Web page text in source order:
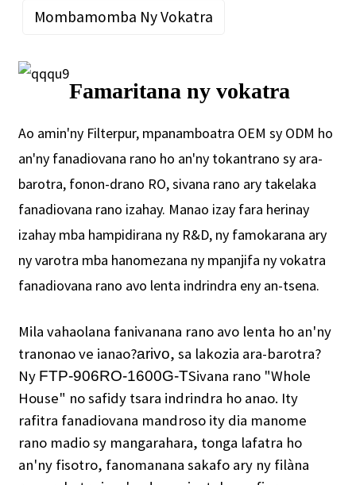
Mombamomba Ny Vokatra
Famaritana ny vokatra
Ao amin'ny Filterpur, mpanamboatra OEM sy ODM ho
an'ny fanadiovana rano ho an'ny tokantrano sy ara-
barotra, fonon-drano RO, sivana rano ary takelaka
fanadiovana rano izahay. Manao izay fara herinay
izahay mba hampidirana ny R&D, ny famokarana ary
ny varotra mba hanomezana ny mpanjifa ny vokatra
fanadiovana rano avo lenta indrindra eny an-tsena.
Mila vahaolana fanivanana rano avo lenta ho an'ny
tranonao ve ianao?arivo, sa lakozia ara-barotra?
Ny FTP-906RO-1600G-TSivana rano "Whole
House" no safidy tsara indrindra ho anao. Ity
rafitra fanadiovana mandroso ity dia manome
rano madio sy mangarahara, tonga lafatra ho
an'ny fisotro, fanomanana sakafo ary ny filàna